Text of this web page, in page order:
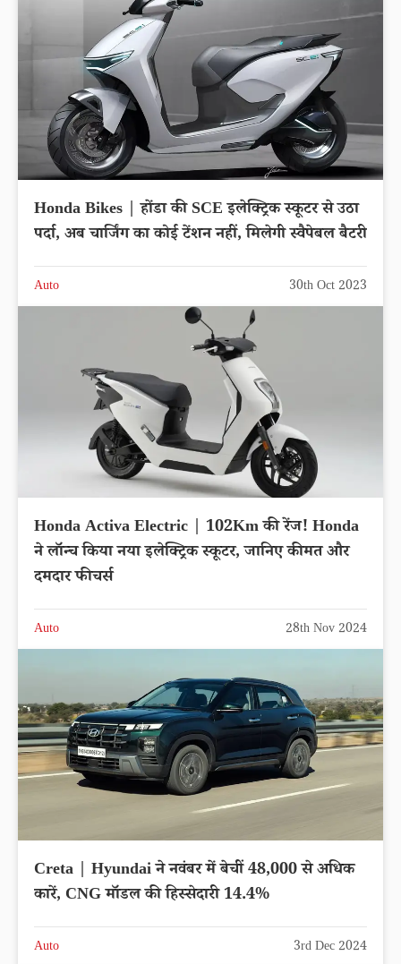
Honda Bikes | होंडा की SCE इलेक्ट्रिक स्कूटर से उठा
पर्दा, अब चार्जिंग का कोई टेंशन नहीं, मिलेगी स्वैपेबल बैटरी
Auto 30th Oct 2023
Honda Activa Electric | 102Km की रेंज! Honda
ने लॉन्च किया नया इलेक्ट्रिक स्कूटर, जानिए कीमत और
दमदार फीचर्स
Auto 28th Nov 2024
Creta | Hyundai ने नवंबर में बेचीं 48,000 से अधिक
कारें, CNG मॉडल की हिस्सेदारी 14.4%
Auto 3rd Dec 2024